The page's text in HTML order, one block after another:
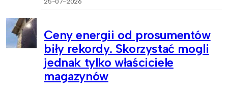
25-07-2026
Ceny energii od prosumentów
biły rekordy. Skorzystać mogli
jednak tylko właściciele
magazynów